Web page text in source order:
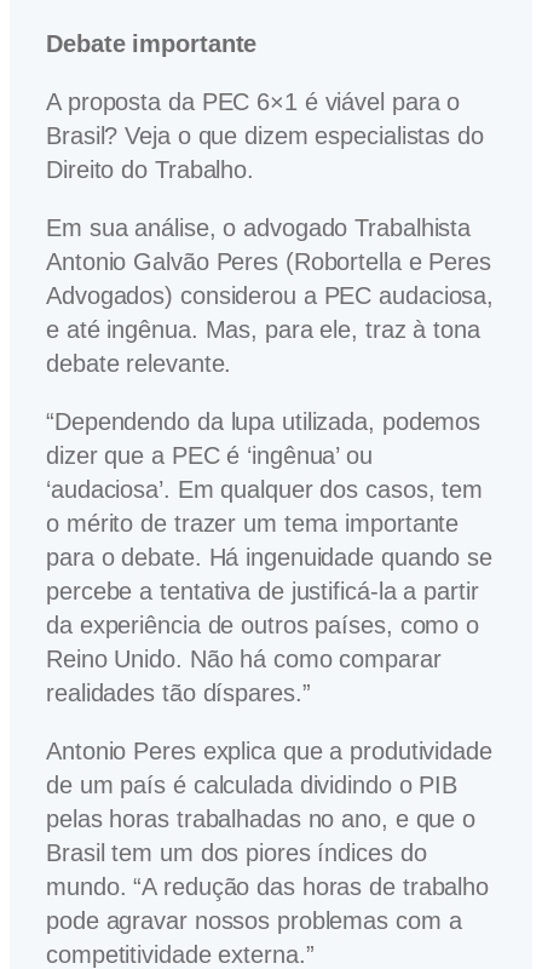
Debate importante
A proposta da PEC 6×1 é viável para o
Brasil? Veja o que dizem especialistas do
Direito do Trabalho.
Em sua análise, o advogado Trabalhista
Antonio Galvão Peres (Robortella e Peres
Advogados) considerou a PEC audaciosa,
e até ingênua. Mas, para ele, traz à tona
debate relevante.
“Dependendo da lupa utilizada, podemos
dizer que a PEC é ‘ingênua’ ou
‘audaciosa’. Em qualquer dos casos, tem
o mérito de trazer um tema importante
para o debate. Há ingenuidade quando se
percebe a tentativa de justificá-la a partir
da experiência de outros países, como o
Reino Unido. Não há como comparar
realidades tão díspares.”
Antonio Peres explica que a produtividade
de um país é calculada dividindo o PIB
pelas horas trabalhadas no ano, e que o
Brasil tem um dos piores índices do
mundo. “A redução das horas de trabalho
pode agravar nossos problemas com a
competitividade externa.”